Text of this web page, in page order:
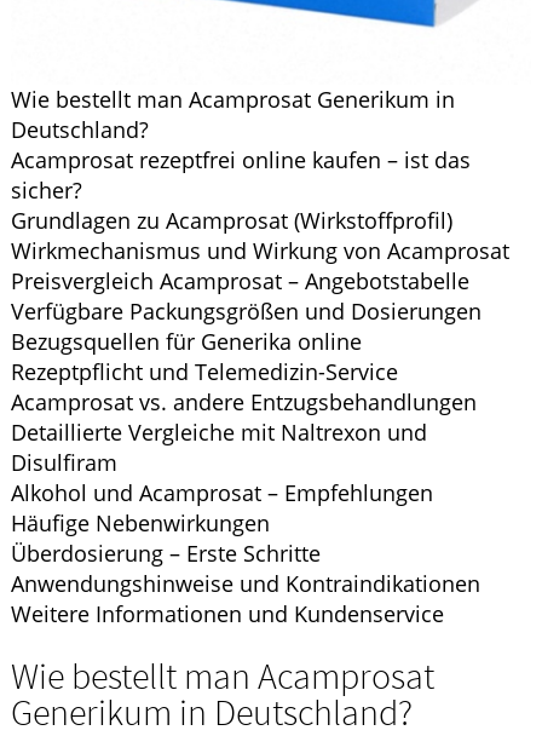
Wie bestellt man Acamprosat Generikum in
Deutschland?
Acamprosat rezeptfrei online kaufen – ist das
sicher?
Grundlagen zu Acamprosat (Wirkstoffprofil)
Wirkmechanismus und Wirkung von Acamprosat
Preisvergleich Acamprosat – Angebotstabelle
Verfügbare Packungsgrößen und Dosierungen
Bezugsquellen für Generika online
Rezeptpflicht und Telemedizin-Service
Acamprosat vs. andere Entzugsbehandlungen
Detaillierte Vergleiche mit Naltrexon und
Disulfiram
Alkohol und Acamprosat – Empfehlungen
Häufige Nebenwirkungen
Überdosierung – Erste Schritte
Anwendungshinweise und Kontraindikationen
Weitere Informationen und Kundenservice
Wie bestellt man Acamprosat
Generikum in Deutschland?